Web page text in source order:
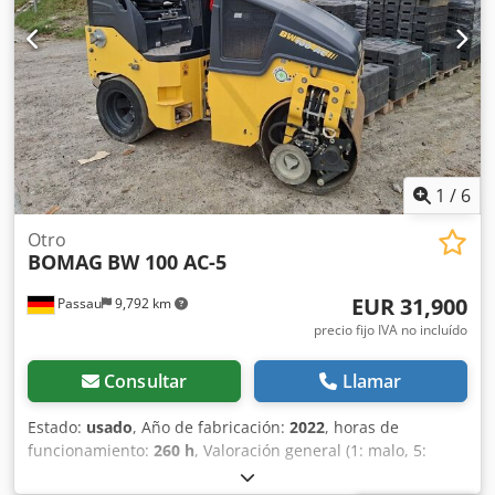
1 / 6
Passau 9,792 km
Otro
BOMAG BW 100 AC-5
EUR 31,900
precio fijo IVA no incluído
Consultar Llamar
Estado: usado, Año de fabricación: 2022, horas de
funcionamiento: 260 h, Valoración general (1: malo, 5:
como nuevo): Muy bien. ---- Nuevo, cumple con las normas